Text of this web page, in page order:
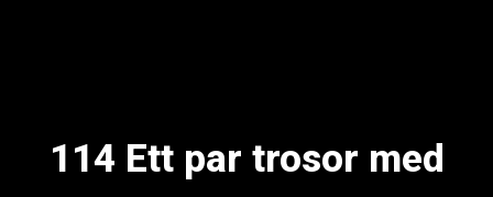
114 Ett par trosor med